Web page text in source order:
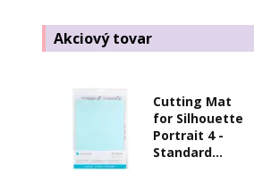
Akciový tovar
Cutting Mat
for Silhouette
Portrait 4 -
Standard...